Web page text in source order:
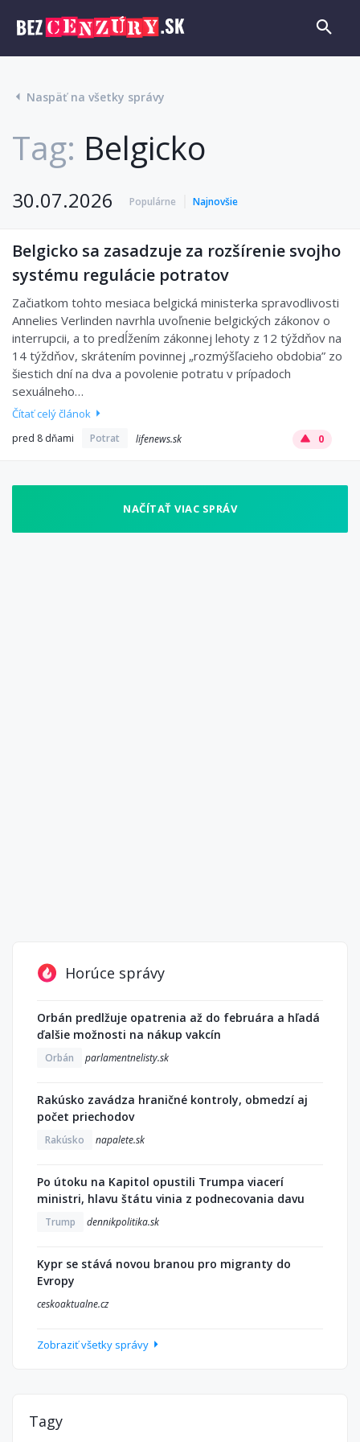
Naspäť na všetky správy
Tag: Belgicko
30.07.2026 Populárne Najnovšie
Belgicko sa zasadzuje za rozšírenie svojho
systému regulácie potratov
Začiatkom tohto mesiaca belgická ministerka spravodlivosti
Annelies Verlinden navrhla uvoľnenie belgických zákonov o
interrupcii, a to predĺžením zákonnej lehoty z 12 týždňov na
14 týždňov, skrátením povinnej „rozmýšľacieho obdobia” zo
šiestich dní na dva a povolenie potratu v prípadoch
sexuálneho…
Čítať celý článok
pred 8 dňami Potrat lifenews.sk 0
NAČÍTAŤ VIAC SPRÁV
Horúce správy
Orbán predlžuje opatrenia až do februára a hľadá
ďalšie možnosti na nákup vakcín
Orbán parlamentnelisty.sk
Rakúsko zavádza hraničné kontroly, obmedzí aj
počet priechodov
Rakúsko napalete.sk
Po útoku na Kapitol opustili Trumpa viacerí
ministri, hlavu štátu vinia z podnecovania davu
Trump dennikpolitika.sk
Kypr se stává novou branou pro migranty do
Evropy
ceskoaktualne.cz
Zobraziť všetky správy
Tagy